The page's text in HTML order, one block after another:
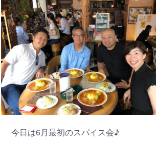
今日は6月最初のスパイス会♪